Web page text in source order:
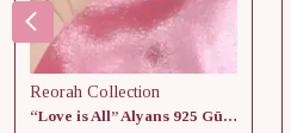
Reorah Collection
“Love is All” Alyans 925 Gümüş - Medium Beden